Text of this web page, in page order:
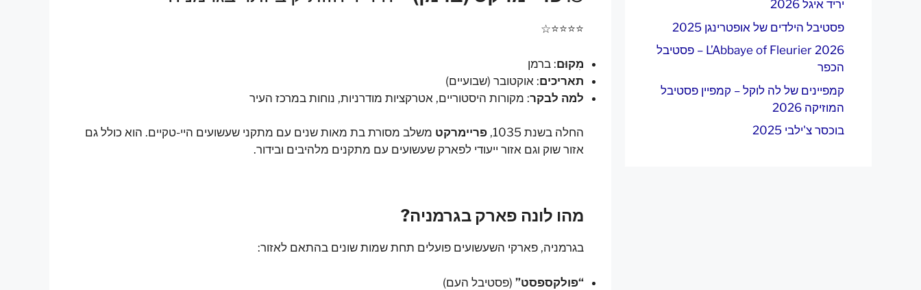
⭐⭐⭐⭐☆
מִקוּם: ברמן
תאריכים: אוקטובר (שבועיים)
למה לבקר: מקורות היסטוריים, אטרקציות מודרניות, נוחות במרכז העיר
החלה בשנת 1035, פריימרקט משלב מסורת בת מאות שנים עם מתקני שעשועים היי-טקיים. הוא כולל גם
אזור שוק וגם אזור ייעודי לפארק שעשועים עם מתקנים מלהיבים ובידור.
מהו לונה פארק בגרמניה?
בגרמניה, פארקי השעשועים פועלים תחת שמות שונים בהתאם לאזור:
“פולקספסט” (פסטיבל העם)
יריד איגל 2026
פסטיבל הילדים של אופטרינגן 2025
L’Abbaye of Fleurier 2026 – פסטיבל
הכפר
קמפיינים של לה לוקל – קמפיין פסטיבל
המוזיקה 2026
בוכסר צ'ילבי 2025